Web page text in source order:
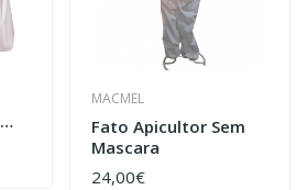
MACMEL
Fato Apicultor Sem
Mascara
24,00€